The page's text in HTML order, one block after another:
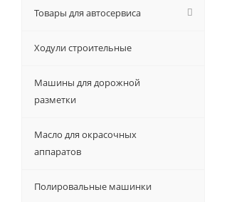
Товары для автосервиса
Ходули строительные
Машины для дорожной
разметки
Масло для окрасочных
аппаратов
Полировальные машинки